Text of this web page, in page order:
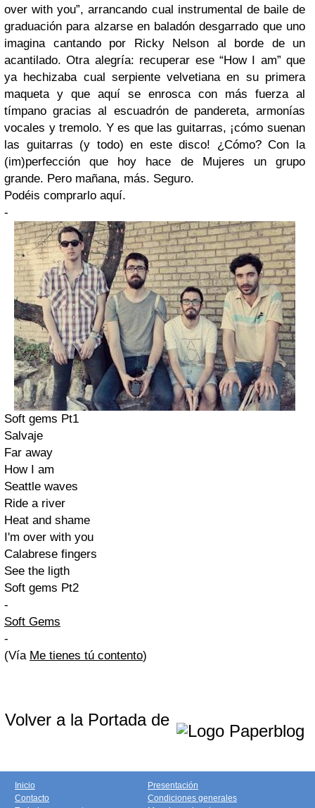
over with you”, arrancando cual instrumental de baile de
graduación para alzarse en baladón desgarrado que uno
imagina cantando por Ricky Nelson al borde de un
acantilado. Otra alegría: recuperar ese “How I am” que
ya hechizaba cual serpiente velvetiana en su primera
maqueta y que aquí se enrosca con más fuerza al
tímpano gracias al escuadrón de pandereta, armonías
vocales y tremolo. Y es que las guitarras, ¡cómo suenan
las guitarras (y todo) en este disco! ¿Cómo? Con la
(im)perfección que hoy hace de Mujeres un grupo
grande. Pero mañana, más. Seguro.
Podéis comprarlo aquí.
-
Soft gems Pt1
Salvaje
Far away
How I am
Seattle waves
Ride a river
Heat and shame
I'm over with you
Calabrese fingers
See the ligth
Soft gems Pt2
-
Soft Gems
-
(Vía Me tienes tú contento)
Volver a la Portada de
Inicio
Contacto
Presentación
Condiciones generales